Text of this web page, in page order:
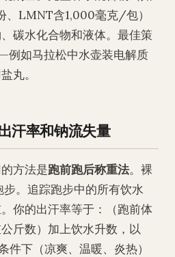
LMNT含1,000毫克/包）
碳水化合物和液体。最佳策
例如马拉松中水壶装电解质
丸。
汗率和钠流失量
方法是跑前跑后称重法。裸
。追踪跑步中的所有饮水
你的出汗率等于：（跑前体
斤数）加上饮水升数，以
下（凉爽、温暖、炎热）